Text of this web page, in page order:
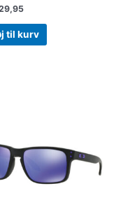
til kurv